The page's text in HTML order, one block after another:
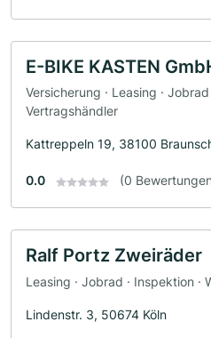
E-BIKE KASTEN
Versicherung · Leasing · Jobrad
Vertragshändler
Kattreppeln 19, 38100
0.0 (0
Ralf Portz Zweiräder
Leasing · Jobrad · Inspektion ·
Lindenstr. 3, 50674 Köln